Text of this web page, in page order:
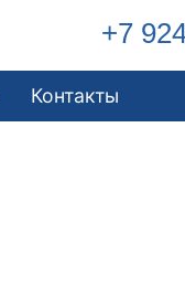
+7
Контакты